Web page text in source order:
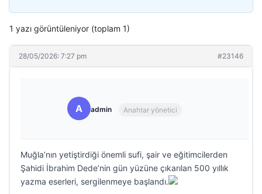
1 yazı görüntüleniyor (toplam 1)
28/05/2026: 7:27 pm #23146
A admin Anahtar yönetici
Muğla’nın yetiştirdiği önemli sufi, şair ve eğitimcilerden
Şahidi İbrahim Dede’nin gün yüzüne çıkarılan 500 yıllık
yazma eserleri, sergilenmeye başlandı.